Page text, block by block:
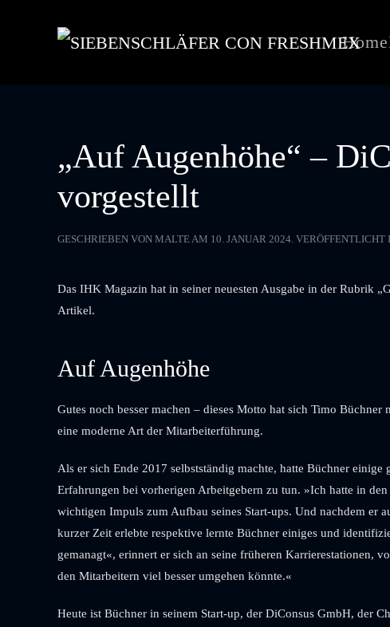
Skip to main content Home
„Auf Augenhöhe“ –
vorgestellt
GESCHRIEBEN VON MALTEAM 10. JANUAR 2024. VERÖFFENTLICHT
Das IHK Magazin hat in seiner neuesten Ausgabe in der Rubrik
Artikel.
Auf Augenhöhe
Gutes noch besser machen – dieses Motto hat sich Timo
eine moderne Art der Mitarbeiterführung.
Als er sich Ende 2017 selbstständig machte, hatte Büchner
Erfahrungen bei vorherigen Arbeitgebern zu tun. »Ich hatte in
wichtigen Impuls zum Aufbau seines Start-ups. Und nachdem er
kurzer Zeit erlebte respektive lernte Büchner einiges und
gemanagt«, erinnert er sich an seine früheren Karrierestationen,
den Mitarbeitern viel besser umgehen könnte.«
Heute ist Büchner in seinem Start-up, der DiConsus GmbH, der